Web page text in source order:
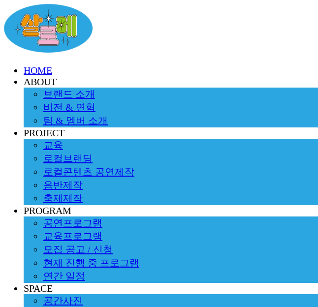
HOME
ABOUT
브랜드 소개
비전 & 연혁
팀 & 멤버 소개
PROJECT
교육
로컬브랜딩
로컬콘텐츠 공연제작
음반제작
축제제작
PROGRAM
공연프로그램
교육프로그램
모집 공고 / 신청
현재 진행 중 프로그램
연간 일정
SPACE
공간사진